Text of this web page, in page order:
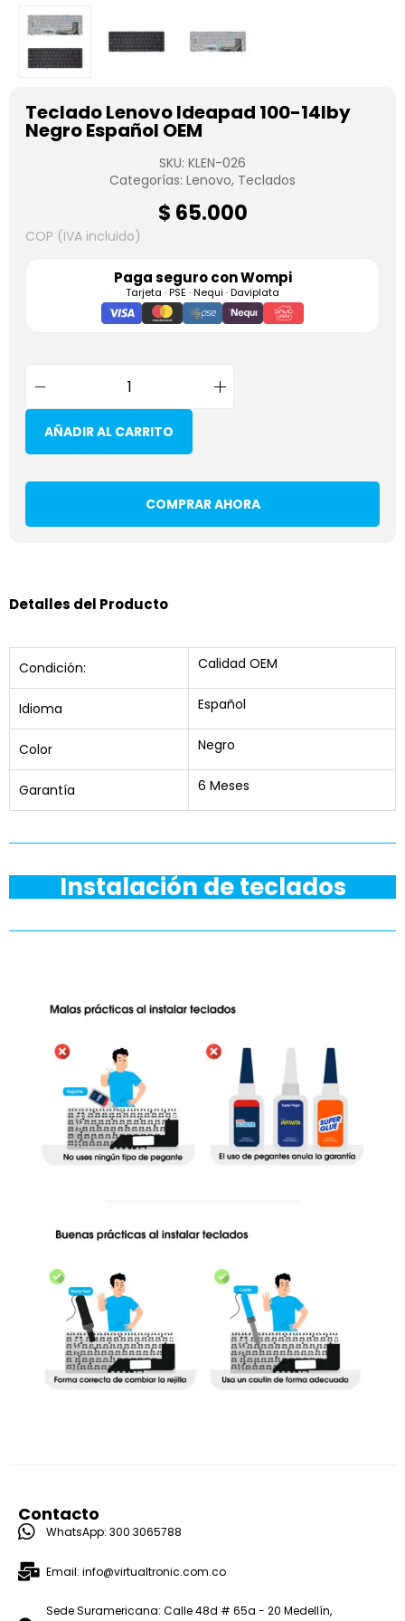
Teclado Lenovo Ideapad 100-14Iby
Negro Español OEM
SKU: KLEN-026
Categorías: Lenovo, Teclados
$ 65.000
COP (IVA incluido)
Paga seguro conWompi
Tarjeta · PSE · Nequi · Daviplata
AÑADIR AL CARRITO
COMPRAR AHORA
Detalles del Producto
Condición: Calidad OEM
Idioma Español
Color Negro
Garantía 6 Meses
Instalación de teclados
Contacto
WhatsApp: 300 3065788
Email: info@virtualtronic.com.co
Sede Suramericana: Calle 48d # 65a - 20 Medellín,